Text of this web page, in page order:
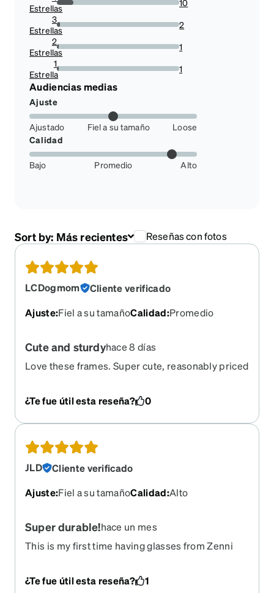
Estrellas13.513513513513514%
10
3
Estrellas2.7027027027027026%
2
2
Estrellas1.3513513513513513%
1
1
Estrella1.3513513513513513%
1
Audiencias medias
Ajuste
Ajustado Fiel a su tamaño
Loose
Calidad
Bajo Promedio Alto
Sort by: Más recientes Reseñas con fotos
LCDogmom
Cliente verificado
Ajuste:Fiel a su tamañoCalidad:Promedio
Cute and sturdyhace 8 días
Love these frames. Super cute, reasonably priced
¿Te fue útil esta reseña?
0
JLD
Cliente verificado
Ajuste:Fiel a su tamañoCalidad:Alto
Super durable!hace un mes
This is my first time having glasses from Zenni
light weight they are also very durable. I was
¿Te fue útil esta reseña? 1